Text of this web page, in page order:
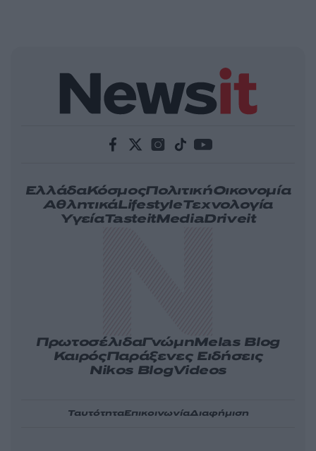
ΕλλάδαΚόσμοςΠολιτικήΟικονομία
ΑθλητικάLifestyleΤεχνολογία
ΥγείαTasteitMediaDriveit
ΠρωτοσέλιδαΓνώμηMelas Blog
ΚαιρόςΠαράξενες Ειδήσεις
Nikos BlogVideos
ΤαυτότηταΕπικοινωνίαΔιαφήμιση